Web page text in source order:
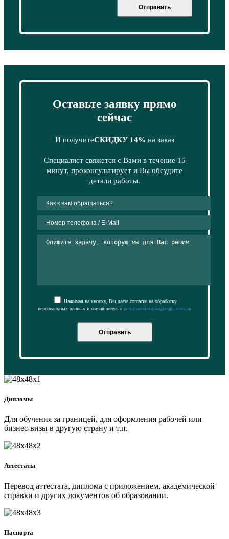
Отправить
Оставьте заявку прямо
сейчас
И получитеСКИДКУ 14% на заказ
Специалист свяжется с Вами в течение 15
минут, проконсультирует и Вы обсудите
детали работы.
Нажимая на кнопку, Вы даёте согласие на обработку
персональных данных и соглашаетесь с политикой конфиденциальности
Отправить
Дипломы
Для обучения за границей, для оформления рабочей или
бизнес-визы в другую страну и т.п.
Аттестаты
Перевод аттестата, диплома с приложением, академической
справки и других документов об образовании.
Паспорта